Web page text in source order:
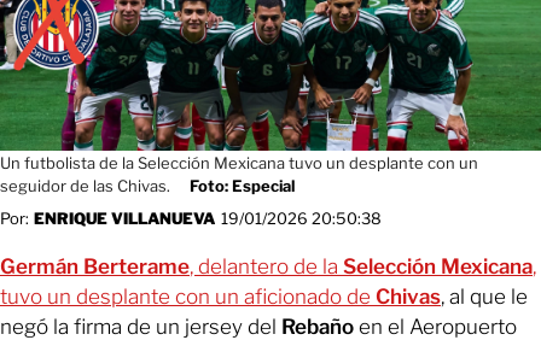
Un futbolista de la Selección Mexicana tuvo un desplante con un
seguidor de las Chivas.
Foto: Especial
Por: ENRIQUE VILLANUEVA 19/01/2026 20:50:38
Germán Berterame, delantero de la Selección Mexicana,
tuvo un desplante con un aficionado de Chivas, al que le
negó la firma de un jersey del Rebaño en el Aeropuerto